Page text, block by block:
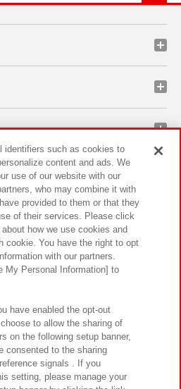
ナビリティ サイトポリシー
ェブアクセシビリティ方針と検証結果
に
針 よくあるご質問・お問い合わせ
identifiers such as cookies to
content and ads. We
use of our website with our
who may combine it with
provided to them or that they
of their services. Please click
how we use cookies and
cookie. You have the right to opt
with our partners.
My Personal Information] to
have enabled the opt-out
to allow the sharing of
on the following setup banner,
consented to the sharing
signals . If you
setting, please manage your